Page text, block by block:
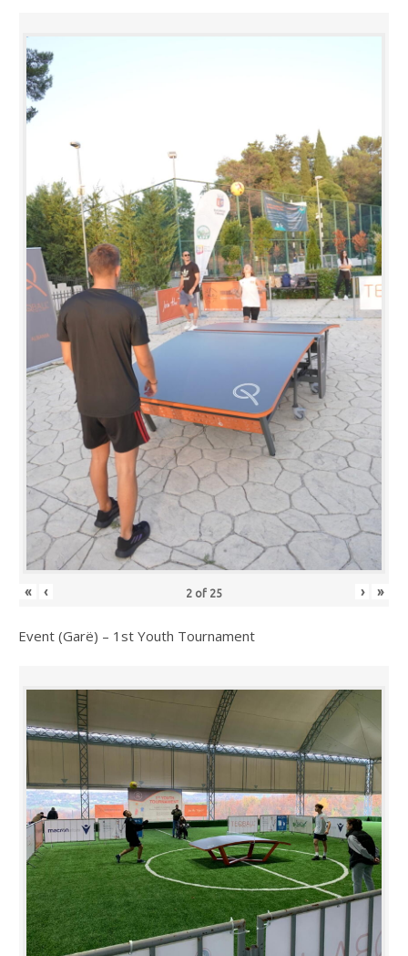
« ‹ 2 of 25 › »
Event (Garë) – 1st Youth Tournament